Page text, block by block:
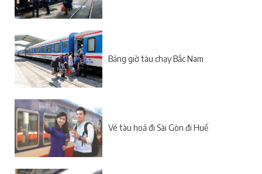
Bảng giờ tàu chạy Bắc Nam
Vé tàu hoả đi Sài Gòn đi Huế